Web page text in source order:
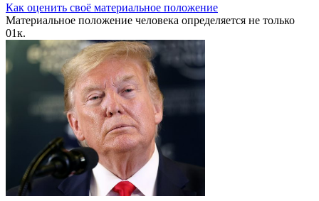
Как оценить своё материальное положение
Материальное положение человека определяется не только
01к.